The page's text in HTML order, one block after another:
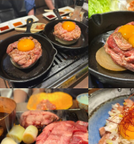
社会保険や制服貸与、駅チカ立
ます。髪型やひげ、ネイル、ピ
切にしながら働けます。
【プライベートも充実できる環
月8日以上のお休みがあり、年末
終電考慮やダブルワークOK、
シフト制で希望も考慮するので
できます。
店名
腹十一分
勤務地
東京都目黒区自由が丘1-11-4 二